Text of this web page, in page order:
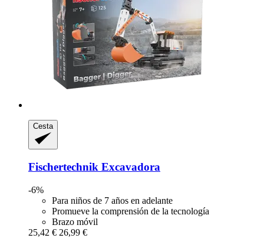
Cesta
Fischertechnik Excavadora
-6%
Para niños de 7 años en adelante
Promueve la comprensión de la tecnología
Brazo móvil
25,42 € 26,99 €